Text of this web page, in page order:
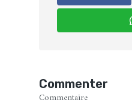
Commenter
Commentaire